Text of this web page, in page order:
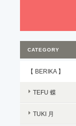
CATEGORY
【 BERIKA 】
TEFU 蝶
TUKI 月